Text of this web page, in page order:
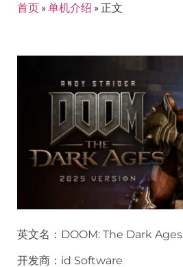
首页 »单机介绍 » 正文
英文名：DOOM: The Dark Ages
开发商：id Software